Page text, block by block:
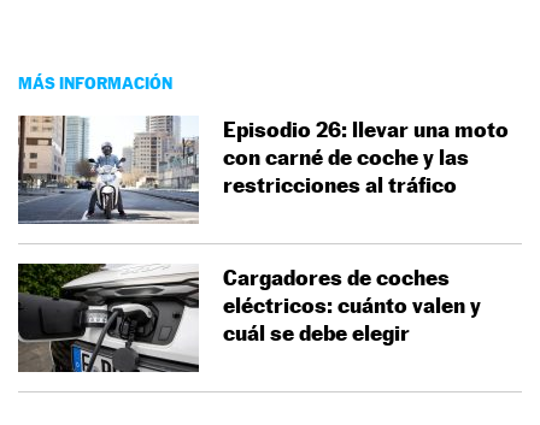
MÁS INFORMACIÓN
Episodio 26: llevar una moto
con carné de coche y las
restricciones al tráfico
Cargadores de coches
eléctricos: cuánto valen y
cuál se debe elegir